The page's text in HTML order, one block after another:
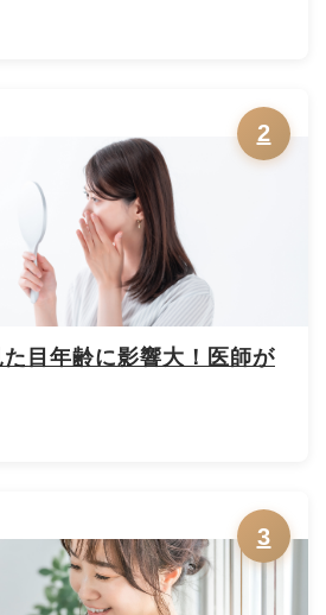
2
目年齢に影響大！医師が
3